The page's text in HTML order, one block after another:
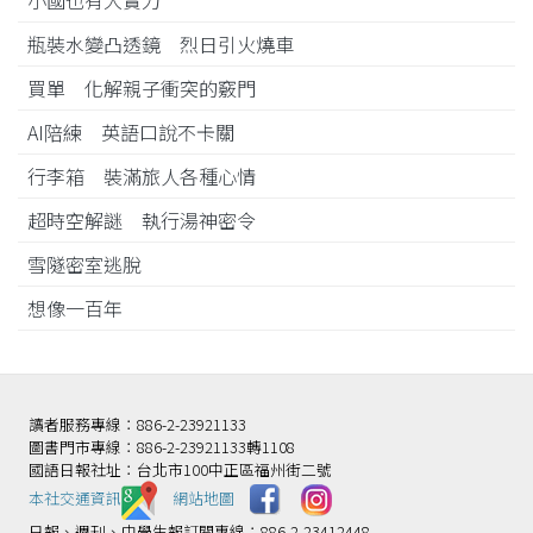
瓶裝水變凸透鏡 烈日引火燒車
買單 化解親子衝突的竅門
AI陪練 英語口說不卡關
行李箱 裝滿旅人各種心情
超時空解謎 執行湯神密令
雪隧密室逃脫
想像一百年
讀者服務專線：886-2-23921133
圖書門市專線：886-2-23921133轉1108
國語日報社址：台北市100中正區福州街二號
本社交通資訊️
網站地圖